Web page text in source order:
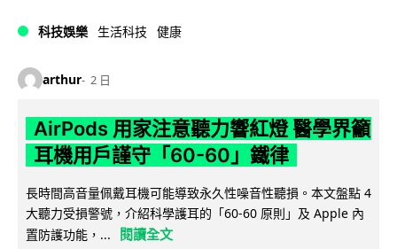
科技娛樂 生活科技 健康
arthur 2 日
AirPods 用家注意聽力響紅燈 醫學界籲
耳機用戶謹守「60-60」鐵律
長時間高音量佩戴耳機可能導致永久性噪音性聽損。本文盤點 4
大聽力受損警號，介紹科學護耳的「60-60 原則」及 Apple 內
置防護功能，...
閱讀全文